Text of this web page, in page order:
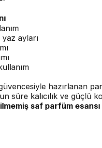
ayları
hazırlanan
süre kalıcılık ve güçlü
saf parfüm